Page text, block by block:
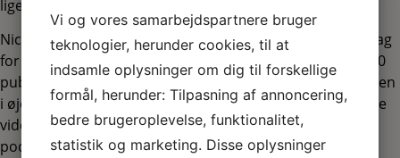
ligeledes på vej ud i verden.
Nicklas er en blændende formidler, der har holdt foredrag
for alt fra mindre faggrupper til fyldte sale med over 3000
publikummer. Han fanger hele salen og formidler sin viden
i øjenhøjde og med masser af humor. Hans imponerende
viden og formidling kan også opleves i den populære DR
podcast “Jagten på det evige liv”.
Vi og vores samarbejdspartnere bruger
teknologier, herunder cookies, til at
indsamle oplysninger om dig til forskellige
formål, herunder: Tilpasning af annoncering,
bedre brugeroplevelse, funktionalitet,
statistik og marketing. Disse oplysninger